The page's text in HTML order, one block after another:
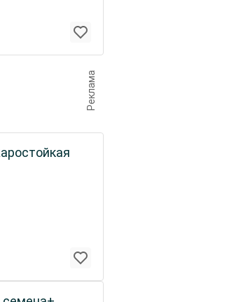
Реклама